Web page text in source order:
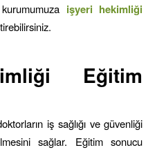
işyeri hekimliği
Eğitim
iş sağlığı ve güvenliği
sağlar. Eğitim sonucu